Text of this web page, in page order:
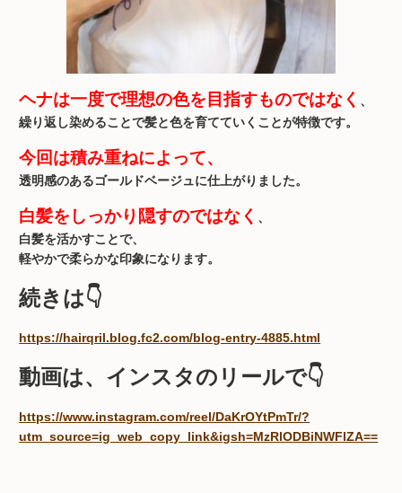
ヘナは一度で理想の色を目指すものではなく 、
繰り返し染めることで髪と色を育てていくことが特徴です。
今回は積み重ねによって、
透明感のあるゴールドベージュに仕上がりました。
白髪をしっかり隠すのではなく 、
白髪を活かすことで、
軽やかで柔らかな印象になります。
続きは👇
https://hairqril.blog.fc2.com/blog-entry-4885.html
動画は、インスタのリールで👇
https://www.instagram.com/reel/DaKrOYtPmTr/?
utm_source=ig_web_copy_link&igsh=MzRlODBiNWFlZA==